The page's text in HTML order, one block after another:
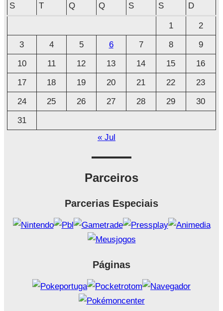
v
o
S
T Q Q S S D
1
2
3
4 5 6 7 8
9
10
11 12 13 14 15
16
17
18 19 20 21 22
23
24
25 26 27 28 29
30
31
« Jul
Parceiros
Parcerias Especiais
Páginas